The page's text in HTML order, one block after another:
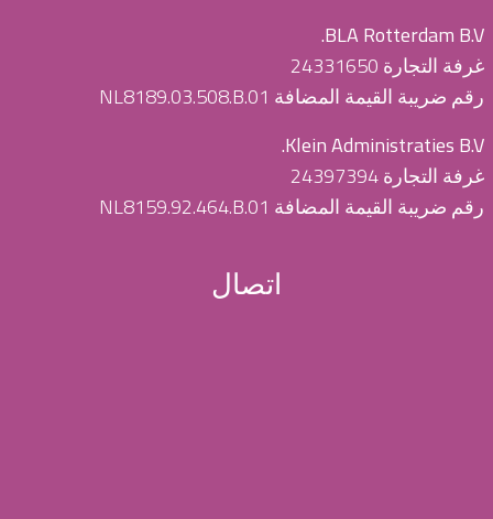
BLA Rotterdam B.V.
غرفة التجارة 24331650
رقم ضريبة القيمة المضافة NL8189.03.508.B.01
Klein Administraties B.V.
غرفة التجارة 24397394
رقم ضريبة القيمة المضافة NL8159.92.464.B.01
اتصال